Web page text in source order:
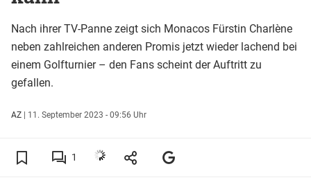
Nach ihrer TV-Panne zeigt sich Monacos Fürstin Charlène
neben zahlreichen anderen Promis jetzt wieder lachend bei
einem Golfturnier – den Fans scheint der Auftritt zu
gefallen.
AZ | 11. September 2023 - 09:56 Uhr
1